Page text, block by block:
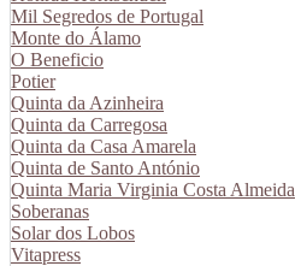
Mil Segredos de Portugal
Monte do Álamo
O Beneficio
Potier
Quinta da Azinheira
Quinta da Carregosa
Quinta da Casa Amarela
Quinta de Santo António
Quinta Maria Virginia Costa Almeida
Soberanas
Solar dos Lobos
Vitapress